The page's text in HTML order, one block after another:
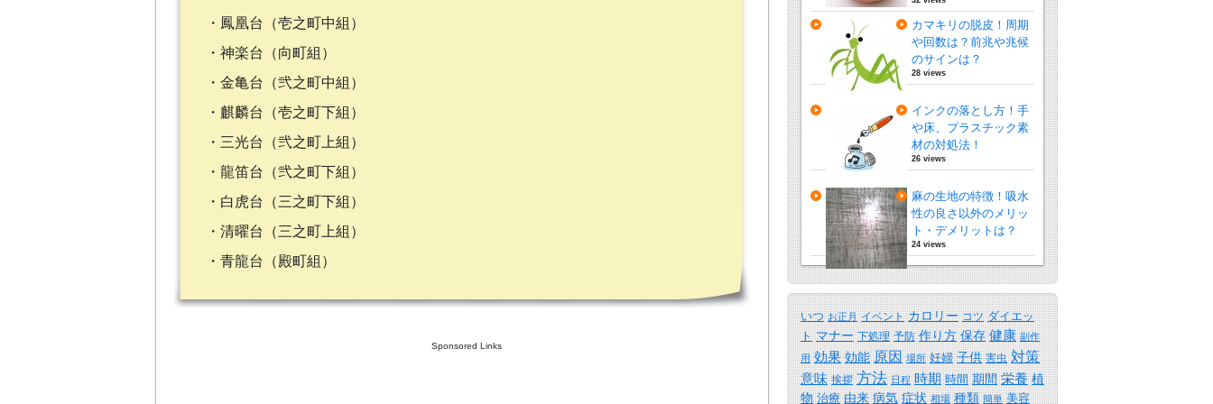
・鳳凰台（壱之町中組）
・神楽台（向町組）
・金亀台（弐之町中組）
・麒麟台（壱之町下組）
・三光台（弐之町上組）
・龍笛台（弐之町下組）
・白虎台（三之町下組）
・清曜台（三之町上組）
・青龍台（殿町組）
Sponsored Links
カマキリの脱皮！周期
や回数は？前兆や兆候
のサインは？
28 views
インクの落とし方！手
や床、プラスチック素
材の対処法！
26 views
麻の生地の特徴！吸水
性の良さ以外のメリッ
ト・デメリットは？
24 views
いつ お正月 イベント カロリー コツ ダイエッ
ト マナー 下処理 予防 作り方 保存 健康 副作
用 効果 効能 原因 場所 妊婦 子供 害虫 対策
意味 挨拶 方法 日程 時期 時間 期間 栄養 植
物 治療 由来 病気 症状 相場 種類 簡単 美容